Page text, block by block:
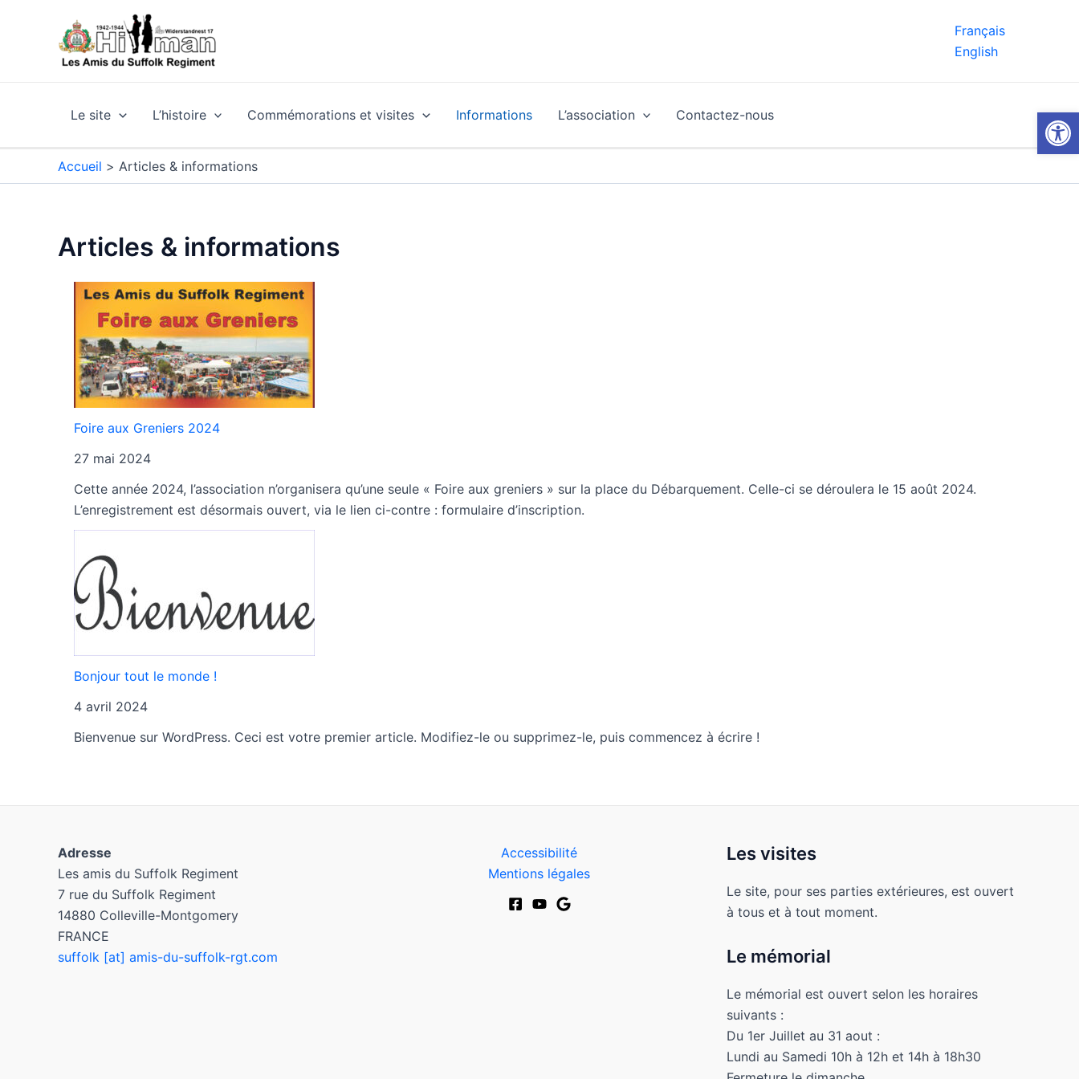
Ouvrir
Français
English
Le site L’histoire Commémorations et visites Informations L’association Contactez-nous
Accueil Articles & informations
Articles & informations
Foire aux Greniers 2024
27 mai 2024
Cette année 2024, l’association n’organisera qu’une seule « Foire aux greniers » sur la place du Débarquement. Celle-ci se déroulera le 15 août 2024.
L’enregistrement est désormais ouvert, via le lien ci-contre : formulaire d’inscription.
Bonjour tout le monde !
4 avril 2024
Bienvenue sur WordPress. Ceci est votre premier article. Modifiez-le ou supprimez-le, puis commencez à écrire !
Adresse
Les amis du Suffolk Regiment
7 rue du Suffolk Regiment
14880 Colleville-Montgomery
FRANCE
suffolk [at] amis-du-suffolk-rgt.com
Accessibilité
Mentions légales
Les visites
Le site, pour ses parties extérieures, est ouvert
à tous et à tout moment.
Le mémorial
Le mémorial est ouvert selon les horaires
suivants :
Du 1er Juillet au 31 aout :
Lundi au Samedi 10h à 12h et 14h à 18h30